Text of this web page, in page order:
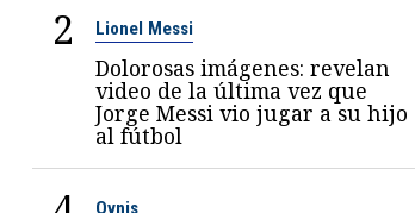
2 Lionel Messi
Dolorosas imágenes: revelan
video de la última vez que
Jorge Messi vio jugar a su hijo
al fútbol
Ovnis